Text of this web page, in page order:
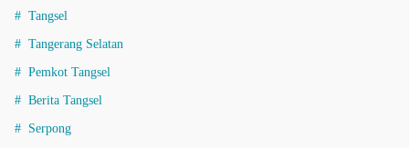
Tangsel
Tangerang Selatan
Pemkot Tangsel
Berita Tangsel
Serpong